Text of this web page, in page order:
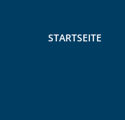
STARTSEITE